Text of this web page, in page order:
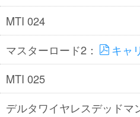
MTI 024
マスターロード2：
キャ
MTI 025
デルタワイヤレスデッドマ